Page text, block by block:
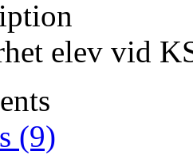
elev vid
(9)